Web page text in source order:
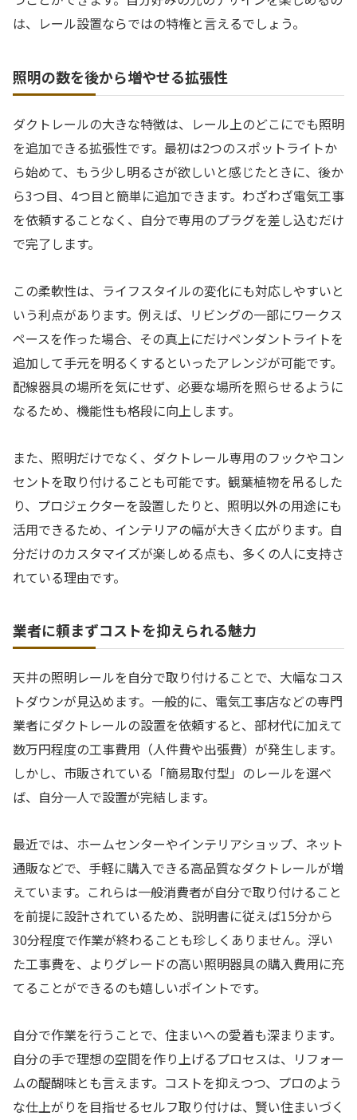
は、レール設置ならではの特権と言えるでしょう。
照明の数を後から増やせる拡張性
ダクトレールの大きな特徴は、レール上のどこにでも照明
を追加できる拡張性です。最初は2つのスポットライトか
ら始めて、もう少し明るさが欲しいと感じたときに、後か
ら3つ目、4つ目と簡単に追加できます。わざわざ電気工事
を依頼することなく、自分で専用のプラグを差し込むだけ
で完了します。
この柔軟性は、ライフスタイルの変化にも対応しやすいと
いう利点があります。例えば、リビングの一部にワークス
ペースを作った場合、その真上にだけペンダントライトを
追加して手元を明るくするといったアレンジが可能です。
配線器具の場所を気にせず、必要な場所を照らせるように
なるため、機能性も格段に向上します。
また、照明だけでなく、ダクトレール専用のフックやコン
セントを取り付けることも可能です。観葉植物を吊るした
り、プロジェクターを設置したりと、照明以外の用途にも
活用できるため、インテリアの幅が大きく広がります。自
分だけのカスタマイズが楽しめる点も、多くの人に支持さ
れている理由です。
業者に頼まずコストを抑えられる魅力
天井の照明レールを自分で取り付けることで、大幅なコス
トダウンが見込めます。一般的に、電気工事店などの専門
業者にダクトレールの設置を依頼すると、部材代に加えて
数万円程度の工事費用（人件費や出張費）が発生します。
しかし、市販されている「簡易取付型」のレールを選べ
ば、自分一人で設置が完結します。
最近では、ホームセンターやインテリアショップ、ネット
通販などで、手軽に購入できる高品質なダクトレールが増
えています。これらは一般消費者が自分で取り付けること
を前提に設計されているため、説明書に従えば15分から
30分程度で作業が終わることも珍しくありません。浮い
た工事費を、よりグレードの高い照明器具の購入費用に充
てることができるのも嬉しいポイントです。
自分で作業を行うことで、住まいへの愛着も深まります。
自分の手で理想の空間を作り上げるプロセスは、リフォー
ムの醍醐味とも言えます。コストを抑えつつ、プロのよう
な仕上がりを目指せるセルフ取り付けは、賢い住まいづく